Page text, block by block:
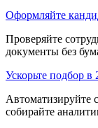
Оформляйте
Проверяйте
документы без
Ускорьте подбор в
Автоматизируйте
собирайте